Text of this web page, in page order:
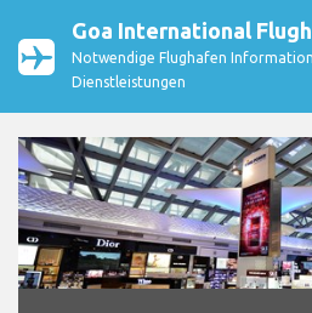
Goa International
Notwendige Flughafen
Dienstleistungen